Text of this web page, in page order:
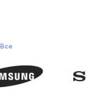
Все бренды